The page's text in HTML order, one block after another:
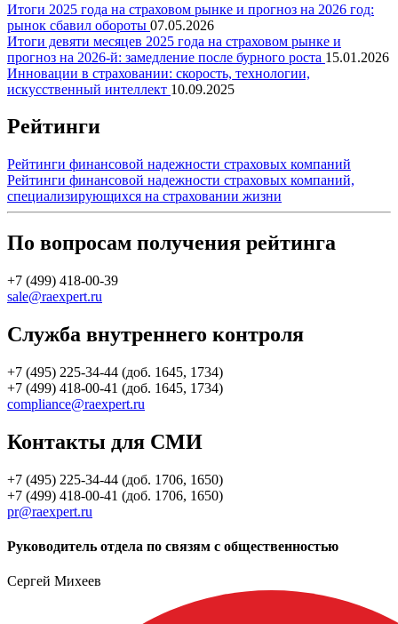
Итоги 2025 года на страховом рынке и прогноз на 2026 год:
рынок сбавил обороты 07.05.2026
Итоги девяти месяцев 2025 года на страховом рынке и
прогноз на 2026-й: замедление после бурного роста 15.01.2026
Инновации в страховании: скорость, технологии,
искусственный интеллект 10.09.2025
Рейтинги
Рейтинги финансовой надежности страховых компаний
Рейтинги финансовой надежности страховых компаний,
специализирующихся на страховании жизни
По вопросам получения рейтинга
+7 (499) 418-00-39
sale@raexpert.ru
Служба внутреннего контроля
+7 (495) 225-34-44 (доб. 1645, 1734)
+7 (499) 418-00-41 (доб. 1645, 1734)
compliance@raexpert.ru
Контакты для СМИ
+7 (495) 225-34-44 (доб. 1706, 1650)
+7 (499) 418-00-41 (доб. 1706, 1650)
pr@raexpert.ru
Руководитель отдела по связям с общественностью
Сергей Михеев